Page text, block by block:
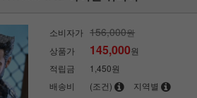
소비자가 156,000원
상품가
145,000원
적립금
1,450원
배송비
(조건) 지역별